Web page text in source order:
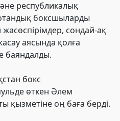
республикалық
боксшыларды
сондай-ақ
аясында қолға
баяндалды.
бокс
өткен Әлем
қызметіне оң баға берді.